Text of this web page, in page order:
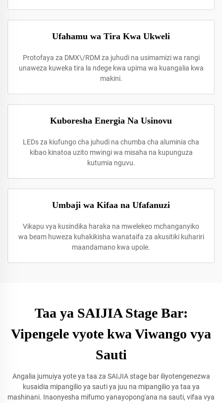
Ufahamu wa Tira Kwa Ukweli
Protofaya za DMX\/RDM za juhudi na usimamizi wa rangi
unaweza kuweka tira la ndege kwa upima wa kuangalia kwa
makini.
Kuboresha Energia Na Usinovu
LEDs za kiufungo cha juhudi na chumba cha aluminia cha
kibao kinatoa uzito mwingi wa misaha na kupunguza
kutumia nguvu.
Umbaji wa Kifaa na Ufafanuzi
Vikapu vya kusindika haraka na mwelekeo mchanganyiko
wa beam huweza kuhakikisha wanataifa za akusitiki kuhariri
maandamano kwa upole.
Taa ya SAIJIA Stage Bar:
Vipengele vyote kwa Viwango vya
Sauti
Angalia jumuiya yote ya taa za SAIJIA stage bar iliyotengenezwa
kusaidia mipangilio ya sauti ya juu na mipangilio ya taa ya
mashinani. Inaonyesha mifumo yanayopong'ana na sauti, vifaa vya